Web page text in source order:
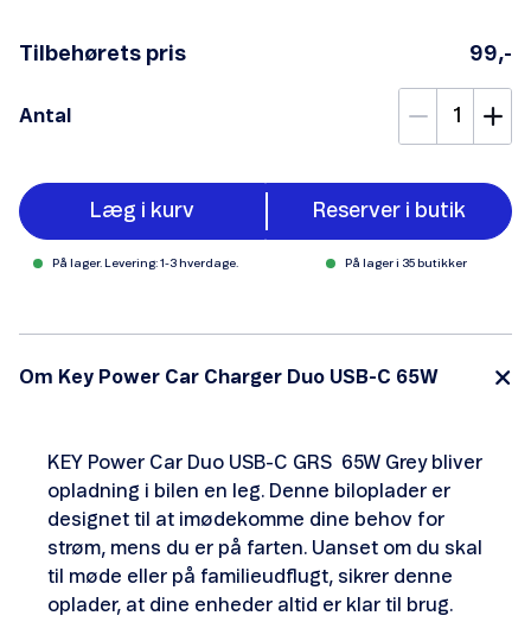
Tilbehørets pris 99,-
Antal
Læg i kurv Reserver i butik
På lager. Levering: 1-3 hverdage. På lager i 35 butikker
Om Key Power Car Charger Duo USB-C 65W
KEY Power Car Duo USB-C GRS 65W Grey bliver
opladning i bilen en leg. Denne biloplader er
designet til at imødekomme dine behov for
strøm, mens du er på farten. Uanset om du skal
til møde eller på familieudflugt, sikrer denne
oplader, at dine enheder altid er klar til brug.